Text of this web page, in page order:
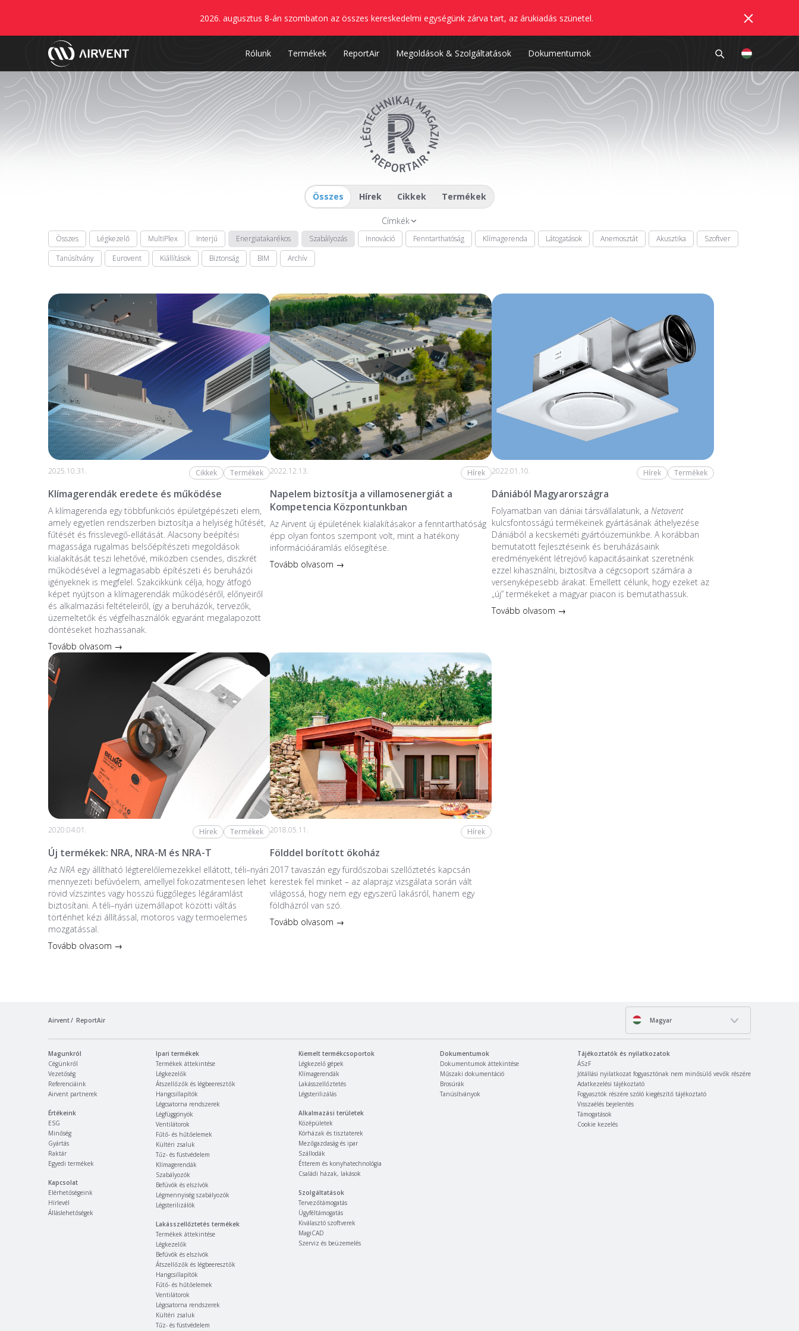
2026. augusztus 8-án szombaton az összes kereskedelmi egységünk zárva tart, az árukiadás szünetel.
Rólunk Termékek ReportAir Megoldások & Szolgáltatások Dokumentumok
Összes Hírek Cikkek Termékek
Címkék
Összes Légkezelő MultiPlex Interjú Energiatakarékos Szabályozás Innováció Fenntarthatóság Klímagerenda Látogatások Anemosztát Akusztika
Szoftver
Tanúsítvány
Eurovent Kiállítások Biztonság BIM Archív
2025.10.31. Cikkek Termékek
Klímagerendák eredete és működése
A klímagerenda egy többfunkciós épületgépészeti elem,
amely egyetlen rendszerben biztosítja a helyiség hűtését,
fűtését és frisslevegő-ellátását. Alacsony beépítési
magassága rugalmas belsőépítészeti megoldások
kialakítását teszi lehetővé, miközben csendes, diszkrét
működésével a legmagasabb építészeti és beruházói
igényeknek is megfelel. Szakcikkünk célja, hogy átfogó
képet nyújtson a klímagerendák működéséről, előnyeiről
és alkalmazási feltételeiről, így a beruházók, tervezők,
üzemeltetők és végfelhasználók egyaránt megalapozott
döntéseket hozhassanak.
Tovább olvasom →
2022.12.13. Hírek
Napelem biztosítja a villamosenergiát a
Kompetencia Központunkban
Az Airvent új épületének kialakításakor a fenntarthatóság
épp olyan fontos szempont volt, mint a hatékony
információáramlás elősegítése.
Tovább olvasom →
2022.01.10. Hírek Termékek
Dániából Magyarországra
Folyamatban van dániai társvállalatunk, aNetavent
kulcsfontosságú termékeinek gyártásának áthelyezése
Dániából a kecskeméti gyártóüzemünkbe. A korábban
bemutatott fejlesztéseink és beruházásaink
eredményeként létrejövő kapacitásainkat szeretnénk
ezzel kihasználni, biztosítva a cégcsoport számára a
versenyképesebb árakat. Emellett célunk, hogy ezeket az
„új” termékeket a magyar piacon is bemutathassuk.
Tovább olvasom →
2020.04.01. Hírek Termékek
Új termékek: NRA, NRA-M és NRA-T
Az NRA egy állítható légterelőlemezekkel ellátott, téli–nyári
mennyezeti befúvóelem, amellyel fokozatmentesen lehet
rövid vízszintes vagy hosszú függőleges légáramlást
biztosítani. A téli–nyári üzemállapot közötti váltás
történhet kézi állítással, motoros vagy termoelemes
mozgatással.
Tovább olvasom →
2018.05.11. Hírek
Földdel borított ökoház
2017 tavaszán egy fürdőszobai szellőztetés kapcsán
kerestek fel minket – az alaprajz vizsgálata során vált
világossá, hogy nem egy egyszerű lakásról, hanem egy
földházról van szó.
Tovább olvasom →
Airvent ReportAir Magyar
Magunkról
Cégünkről
Vezetőség
Referenciáink
Airvent partnerek
Értékeink
ESG
Minőség
Gyártás
Raktár
Egyedi termékek
Kapcsolat
Elérhetőségeink
Hírlevél
Álláslehetőségek
Ipari termékek
Termékek áttekintése
Légkezelők
Átszellőzők és légbeeresztők
Hangcsillapítók
Légcsatorna rendszerek
Légfüggönyök
Ventilátorok
Fűtő- és hűtőelemek
Kültéri zsaluk
Tűz- és füstvédelem
Klímagerendák
Szabályozók
Befúvók és elszívók
Légmennyiség szabályozók
Légsterilizálók
Lakásszellőztetés termékek
Termékek áttekintése
Légkezelők
Befúvók és elszívók
Átszellőzők és légbeeresztők
Hangcsillapítók
Fűtő- és hűtőelemek
Ventilátorok
Légcsatorna rendszerek
Kültéri zsaluk
Tűz- és füstvédelem
Kiemelt termékcsoportok
Légkezelő gépek
Klímagerendák
Lakásszellőztetés
Légsterilizálás
Alkalmazási területek
Középületek
Kórházak és tisztaterek
Mezőgazdaság és ipar
Szállodák
Étterem és konyhatechnológia
Családi házak, lakások
Szolgáltatások
Tervezőtámogatás
Ügyféltámogatás
Kiválasztó szoftverek
MagiCAD
Szerviz és beüzemelés
Dokumentumok
Dokumentumok áttekintése
Műszaki dokumentáció
Brosúrák
Tanúsítványok
Tájékoztatók és nyilatkozatok
ÁSzF
Jótállási nyilatkozat fogyasztónak nem minősülő vevők részére
Adatkezelési tájékoztató
Fogyasztók részére szóló kiegészítő tájékoztató
Visszaélés bejelentés
Támogatások
Cookie kezelés